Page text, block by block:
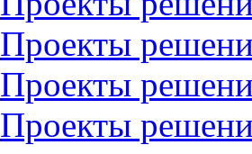
Проекты
Проекты
Проекты